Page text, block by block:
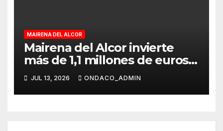
MAIRENA DEL ALCOR
Mairena del Alcor invierte
más de 1,1 millones de euros
en educación y refuerza la
seguridad y el confort
térmico de los colegios
JUL 13, 2026 ONDACO_ADMIN